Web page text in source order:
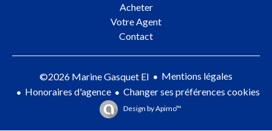
Acheter
Votre Agent
Contact
©2026 Marine Gasquet EI
Mentions légales
Honoraires d'agence
Changer ses préférences cookies
Design byApimo™